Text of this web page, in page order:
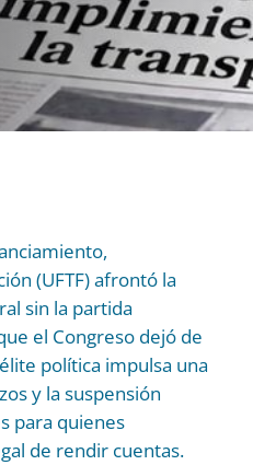
(UFTF) afrontó la
sin la partida
el Congreso dejó de
política impulsa una
y la suspensión
para quienes
de rendir cuentas.